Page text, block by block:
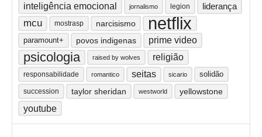
inteligência emocional jornalismo legion liderança
mcu mostrasp narcisismo netflix
paramount+ povos indigenas prime video
psicologia raised by wolves religião
responsabilidade romantico seitas sicario solidão
succession taylor sheridan westworld yellowstone
youtube